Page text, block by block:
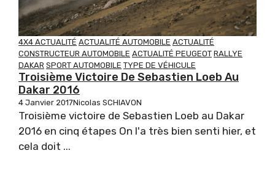
4X4 ACTUALITÉ ACTUALITÉ AUTOMOBILE ACTUALITÉ
CONSTRUCTEUR AUTOMOBILE ACTUALITÉ PEUGEOT RALLYE
DAKAR SPORT AUTOMOBILE TYPE DE VÉHICULE
Troisième Victoire De Sebastien Loeb Au
Dakar 2016
4 Janvier 2017Nicolas SCHIAVON
Troisième victoire de Sebastien Loeb au Dakar
2016 en cinq étapes On l'a très bien senti hier, et
cela doit ...